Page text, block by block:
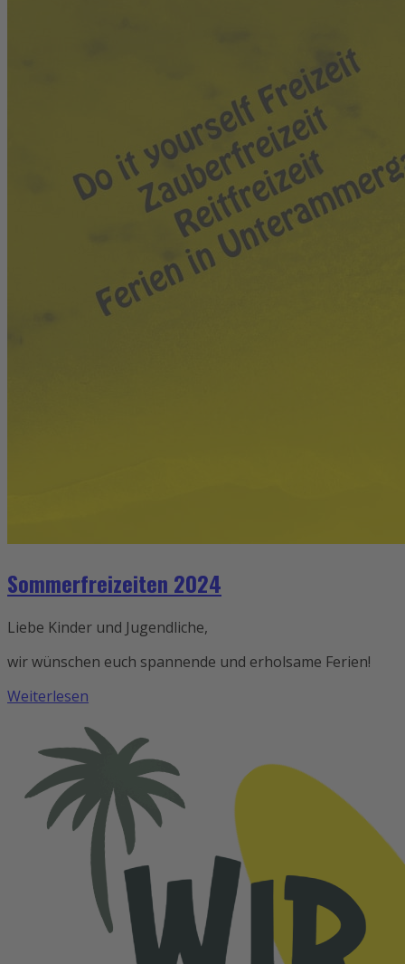
Sommerfreizeiten 2024
Liebe Kinder und Jugendliche,
wir wünschen euch spannende und erholsame Ferien!
Weiterlesen